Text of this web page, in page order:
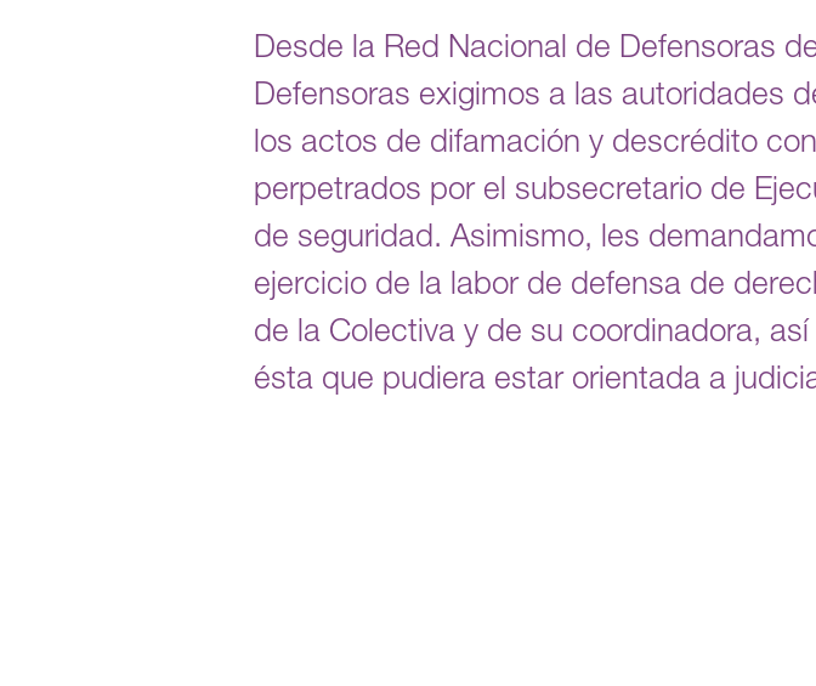
Desde la Red Nacional de Defensoras
Defensoras exigimos a las autoridades
los actos de difamación y descrédito
perpetrados por el subsecretario de
de seguridad. Asimismo, les
ejercicio de la labor de defensa de
de la Colectiva y de su coordinadora,
ésta que pudiera estar orientada a